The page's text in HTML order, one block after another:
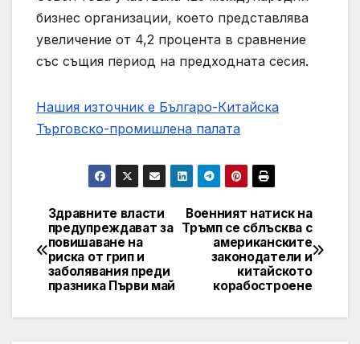
бизнес организации, което представлява
увеличение от 4,2 процента в сравнение
със същия период на предходната сесия.
Нашия източник е Българо-Китайска
Търговско-промишлена палaта
Post
navigation
Военният натиск на
Тръмп се сблъсква с
американските
законодатели и
китайското
корабостроене
Здравните власти
предупреждават за
повишаване на
риска от грип и
заболявания преди
празника Първи май